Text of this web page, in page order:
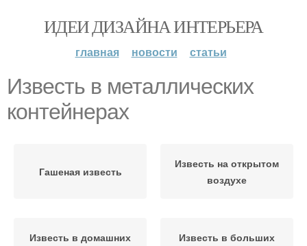
ИДЕИ ДИЗАЙНА ИНТЕРЬЕРА
главная новости статьи
Известь в металлических
контейнерах
Гашеная известь
Известь на открытом
воздухе
Известь в домашних
Известь в больших